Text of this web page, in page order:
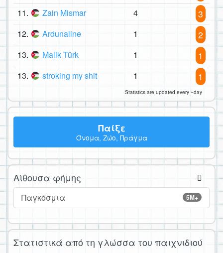
11. Zain Mismar 4 3
12. Ardunaline 1 2
13. Malik Türk 1 1
13. stroking my shit 1 1
Statistics are updated every ~day
Παίξε
Όνομα, Ζώο, Πράγμα
Αίθουσα φήμης
5M+
Παγκόσμια
Στατιστικά από τη γλώσσα του παιχνιδιού